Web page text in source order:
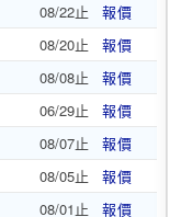
08/22止 報價
08/20止 報價
08/08止 報價
06/29止 報價
08/07止 報價
08/05止 報價
08/01止 報價